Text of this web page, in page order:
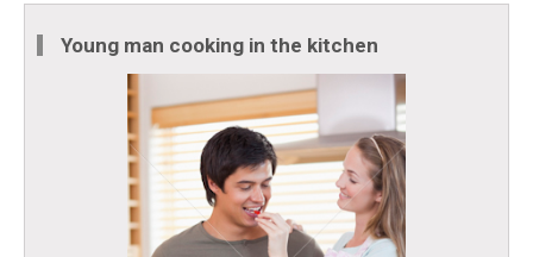
Young man cooking in the kitchen